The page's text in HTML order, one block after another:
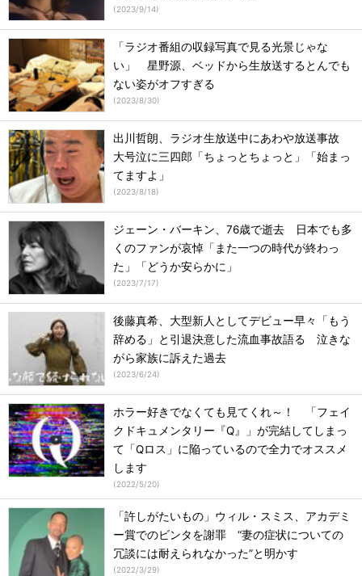
(2023/9/14)
「ラジオ番組の収録写真で見る光景じゃな
い」 星野源、ベッドから生放送するとんでも
ない姿がオフすぎる
(2023/8/30)
出川哲朗、ラジオ生放送中にあわや放送事故
大号泣に三四郎「ちょっとちょっと」「始まっ
てますよ」
(2023/8/18)
ジェーン・バーキン、76歳で逝去 日本でも多
くのファンが哀悼「また一つの時代が終わっ
た」「どうか安らかに」
(2023/7/17)
後藤真希、大型新人としてデビュー早々「もう
辞める」と引退決意した流血事故語る 泣きな
がら家族に訴えた過去
(2023/6/24)
ホラー好きでなくても見てくれ～！ 「フェイ
クドキュメンタリー『Q』」が完結してしまっ
て「Qロス」に陥っているので全力でオススメ
します
(2022/5/20)
「許しがたいもの」ウィル・スミス、アカデミ
ー賞でのビンタを謝罪 “妻の症状についての
冗談には耐えられなかった”と明かす
(2022/3/29)